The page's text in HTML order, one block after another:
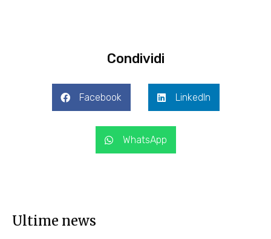
Condividi
Facebook LinkedIn
WhatsApp
Ultime news